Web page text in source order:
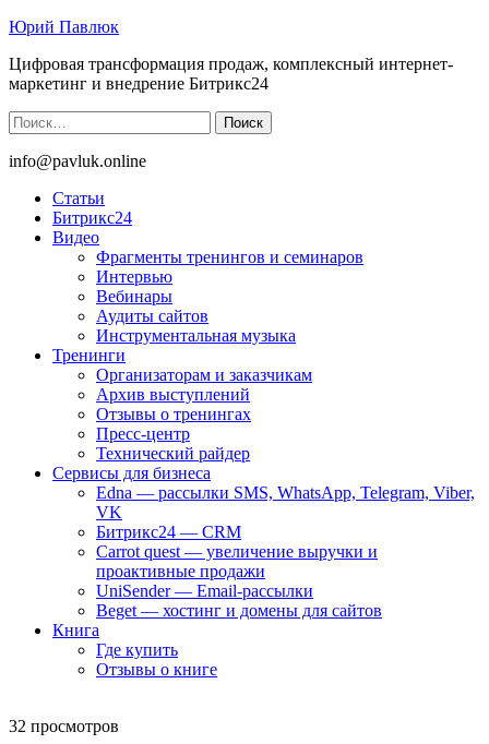
Юрий Павлюк
Цифровая трансформация продаж, комплексный интернет-
маркетинг и внедрение Битрикс24
Найти:
info@pavluk.online
Статьи
Битрикс24
Видео
Фрагменты тренингов и семинаров
Интервью
Вебинары
Аудиты сайтов
Инструментальная музыка
Тренинги
Организаторам и заказчикам
Архив выступлений
Отзывы о тренингах
Пресс-центр
Технический райдер
Сервисы для бизнеса
Edna — рассылки SMS, WhatsApp, Telegram, Viber,
VK
Битрикс24 — CRM
Carrot quest — увеличение выручки и
проактивные продажи
UniSender — Email-рассылки
Beget — хостинг и домены для сайтов
Книга
Где купить
Отзывы о книге
32 просмотров